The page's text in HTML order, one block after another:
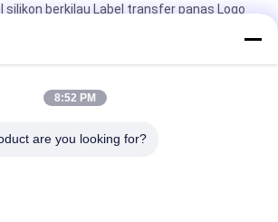
silikon berkilau Label transfer panas Logo
Label Penjualan Label Pakaian Label
Label Woven
Pakaian
8:52 PM
are you looking for?